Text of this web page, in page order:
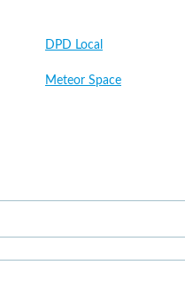
DPD Local
Meteor Space